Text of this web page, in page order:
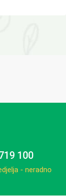
100
- neradno